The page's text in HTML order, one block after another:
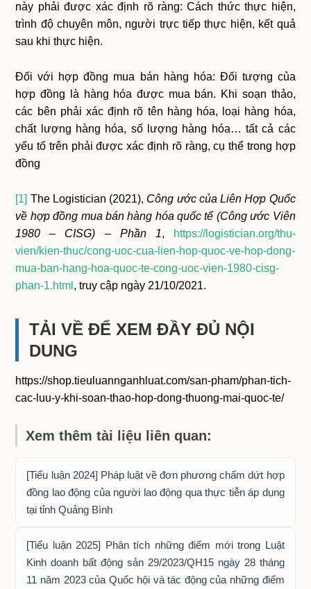
này phải được xác định rõ ràng: Cách thức thực hiện,
trình độ chuyên môn, người trực tiếp thực hiện, kết quả
sau khi thực hiện.
Đối với hợp đồng mua bán hàng hóa: Đối tượng của
hợp đồng là hàng hóa được mua bán. Khi soạn thảo,
các bên phải xác định rõ tên hàng hóa, loại hàng hóa,
chất lượng hàng hóa, số lượng hàng hóa… tất cả các
yếu tố trên phải được xác định rõ ràng, cụ thể trong hợp
đồng
[1] The Logistician (2021), Công ước của Liên Hợp Quốc
về hợp đồng mua bán hàng hóa quốc tế (Công ước Viên
1980 – CISG) – Phần 1,
https://logistician.org/thu-
vien/kien-thuc/cong-uoc-cua-lien-hop-quoc-ve-hop-dong-
mua-ban-hang-hoa-quoc-te-cong-uoc-vien-1980-cisg-
phan-1.html , truy cập ngày 21/10/2021.
TẢI VỀ ĐỂ XEM ĐẦY ĐỦ NỘI
DUNG
https://shop.tieuluannganhluat.com/san-pham/phan-tich-
cac-luu-y-khi-soan-thao-hop-dong-thuong-mai-quoc-te/
Xem thêm tài liệu liên quan:
[Tiểu luận 2024] Pháp luật về đơn phương chấm dứt hợp
đồng lao động của người lao động qua thực tiễn áp dụng
tại tỉnh Quảng Bình
[Tiểu luận 2025] Phân tích những điểm mới trong Luật
Kinh doanh bất động sản 29/2023/QH15 ngày 28 tháng
11 năm 2023 của Quốc hội và tác động của những điểm